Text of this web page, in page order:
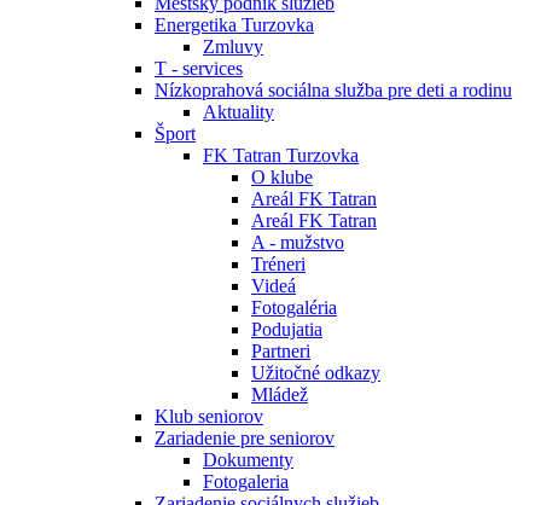
Energetika Turzovka
Zmluvy
T - services
Nízkoprahová sociálna služba pre deti a rodinu
Aktuality
Šport
FK Tatran Turzovka
O klube
Areál FK Tatran
Areál FK Tatran
A - mužstvo
Tréneri
Videá
Fotogaléria
Podujatia
Partneri
Užitočné odkazy
Mládež
Klub seniorov
Zariadenie pre seniorov
Dokumenty
Fotogaleria